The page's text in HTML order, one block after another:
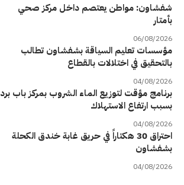
شفشاون: مواطن يعتصم داخل مركز صحي
بأمتار
06/08/2026
مؤسسات تعليم السياقة بشفشاون تطالب
بالتحقيق في اختلالات بالقطاع
04/08/2026
برنامج مؤقت لتوزيع الماء الشروب بمركز باب برد
بسبب ارتفاع الاستهلاك
04/08/2026
احتراق 30 هكتاراً في حريق غابة خندق الكحلة
بشفشاون
04/08/2026